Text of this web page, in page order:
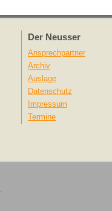
Der Neusser
Ansprechpartner
Archiv
Auslage
Datenschutz
Impressum
Termine